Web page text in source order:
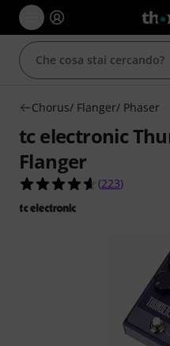
Chorus/ Flanger/ Phaser
tc electronic
Flanger
4.6 su 5
(223)